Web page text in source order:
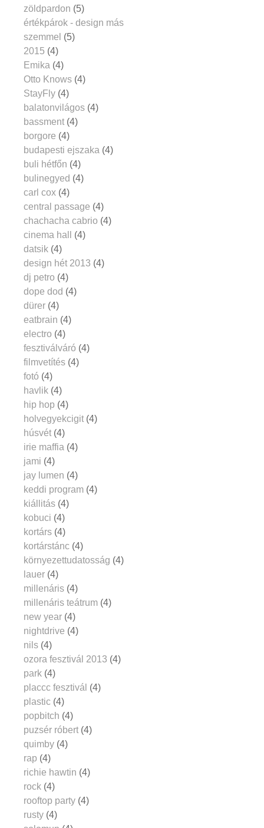
zöldpardon (5)
értékpárok - design más
szemmel (5)
2015 (4)
Emika (4)
Otto Knows (4)
StayFly (4)
balatonvilágos (4)
bassment (4)
borgore (4)
budapesti ejszaka (4)
buli hétfőn (4)
bulinegyed (4)
carl cox (4)
central passage (4)
chachacha cabrio (4)
cinema hall
(4)
datsik (4)
design hét 2013 (4)
dj petro (4)
dope dod (4)
dürer (4)
eatbrain (4)
electro (4)
fesztiválváró (4)
filmvetítés (4)
fotó (4)
havlik (4)
hip hop (4)
holvegyekcigit (4)
húsvét (4)
irie maffia (4)
jami (4)
jay lumen (4)
keddi program (4)
kiállitás (4)
kobuci (4)
kortárs (4)
kortárstánc (4)
környezettudatosság (4)
lauer (4)
millenáris (4)
millenáris teátrum (4)
new year (4)
nightdrive (4)
nils (4)
ozora fesztivál 2013 (4)
park (4)
placcc fesztivál (4)
plastic (4)
popbitch (4)
puzsér róbert (4)
quimby (4)
rap (4)
richie hawtin (4)
rock (4)
rooftop party (4)
rusty (4)